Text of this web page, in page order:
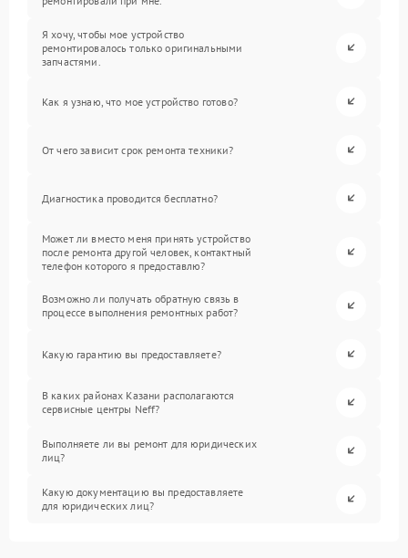
Я хочу, чтобы мое устройство
ремонтировалось только оригинальными
запчастями.
Как я узнаю, что мое устройство готово?
От чего зависит срок ремонта техники?
Диагностика проводится бесплатно?
Может ли вместо меня принять устройство
после ремонта другой человек, контактный
телефон которого я предоставлю?
Возможно ли получать обратную связь в
процессе выполнения ремонтных работ?
Какую гарантию вы предоставляете?
В каких районах Казани располагаются
сервисные центры Neff?
Выполняете ли вы ремонт для юридических
лиц?
Какую документацию вы предоставляете
для юридических лиц?